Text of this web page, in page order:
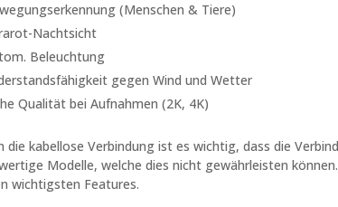
(Menschen & Tiere)
Nachtsicht
Beleuchtung
gegen Wind und Wetter
Qualität bei Aufnahmen (2K, 4K)
die kabellose Verbindung ist es wichtig, dass die
Modelle, welche dies nicht gewährleisten
wichtigsten Features.